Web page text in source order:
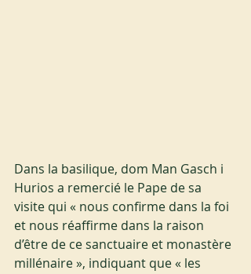
Dans la basilique, dom Man Gasch i
Hurios a remercié le Pape de sa
visite qui « nous confirme dans la foi
et nous réaffirme dans la raison
d’être de ce sanctuaire et monastère
millénaire », indiquant que « les